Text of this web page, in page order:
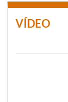
VÍDEO